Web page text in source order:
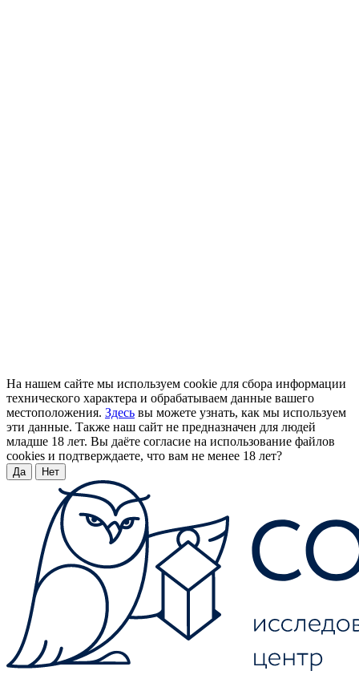
На нашем сайте мы используем cookie для сбора информации
технического характера и обрабатываем данные вашего
местоположения. Здесь вы можете узнать, как мы используем
эти данные. Также наш сайт не предназначен для людей
младше 18 лет. Вы даёте согласие на использование файлов
cookies и подтверждаете, что вам не менее 18 лет?
Да Нет